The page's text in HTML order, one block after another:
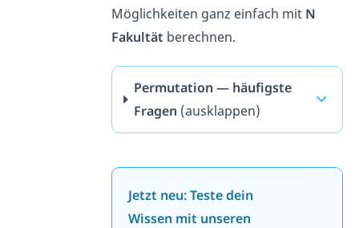
Möglichkeiten ganz einfach mit N
Fakultät berechnen.
Permutation — häufigste
Fragen (ausklappen)
Jetzt neu: Teste dein
Wissen mit unseren